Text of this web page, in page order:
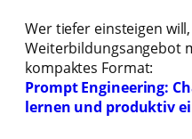
Wer tiefer einsteigen
Weiterbildungsangebot
kompaktes Format:
Prompt Engineering:
lernen und produktiv